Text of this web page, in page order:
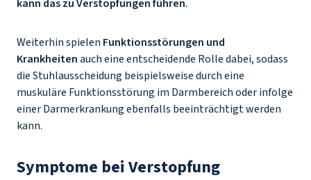
kann das zu Verstopfungen führen.
Weiterhin spielen Funktionsstörungen und
Krankheitenauch eine entscheidende Rolle dabei, sodass
die Stuhlausscheidung beispielsweise durch eine
muskuläre Funktionsstörung im Darmbereich oder infolge
einer Darmerkrankung ebenfalls beeinträchtigt werden
kann.
Symptome bei Verstopfung